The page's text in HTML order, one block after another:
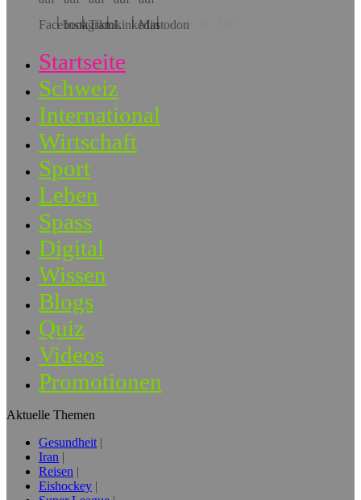
Hol dir die App!
Startseite
Schweiz
International
Wirtschaft
Sport
Leben
Spass
Digital
Wissen
Blogs
Quiz
Videos
Promotionen
Aktuelle Themen
Gesundheit
Iran
Reisen
Eishockey